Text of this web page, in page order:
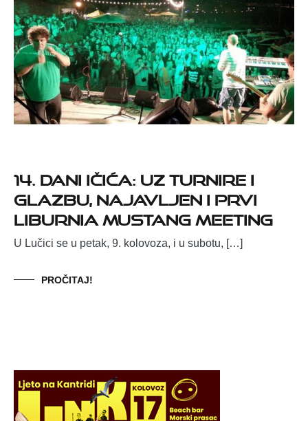
14. Dani Ičića: uz turnire i
glazbu, najavljen i prvi
Liburnia Mustang Meeting
U Lučici se u petak, 9. kolovoza, i u subotu, […]
PROČITAJ!